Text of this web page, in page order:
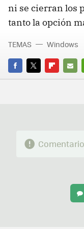
ni se cierran los
tanto la opción
FACEBOOK
TWITTERFLIPBOARD
E-
TEMAS Windows